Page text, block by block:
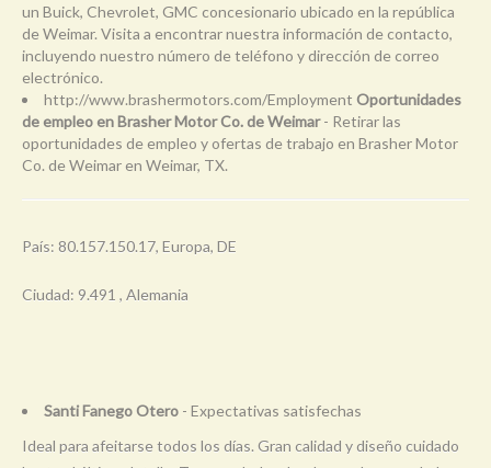
un Buick, Chevrolet, GMC concesionario ubicado en la república
de Weimar. Visita a encontrar nuestra información de contacto,
incluyendo nuestro número de teléfono y dirección de correo
electrónico.
http://www.brashermotors.com/Employment Oportunidades
de empleo en Brasher Motor Co. de Weimar- Retirar las
oportunidades de empleo y ofertas de trabajo en Brasher Motor
Co. de Weimar en Weimar, TX.
País: 80.157.150.17, Europa, DE
Ciudad: 9.491 , Alemania
Santi Fanego Otero - Expectativas satisfechas
Ideal para afeitarse todos los días. Gran calidad y diseño cuidado